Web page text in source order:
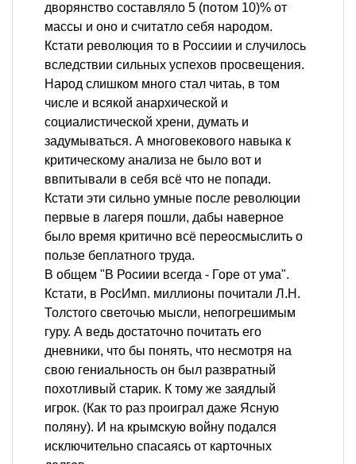
дворянство составляло 5 (потом 10)% от
массы и оно и считатло себя народом.
Кстати революция то в Россиии и случилось
вследствии сильных успехов просвещения.
Народ слишком много стал читаь, в том
числе и всякой анархической и
социалистической хрени, думать и
задумываться. А многовекового навыка к
критическому анализа не было вот и
ввпитывали в себя всё что не попади.
Кстати эти сильно умные после революции
первые в лагеря пошли, дабы наверное
было время критично всё переосмыслить о
пользе беплатного труда.
В общем "В Росиии всегда - Горе от ума".
Кстати, в РосИмп. миллионы почитали Л.Н.
Толстого светочью мысли, непогрешимым
гуру. А ведь достаточно почитать его
дневники, что бы понять, что несмотря на
свою гениальность он был развратный
похотливый старик. К тому же заядлый
игрок. (Как то раз проиграл даже Ясную
поляну). И на крымскую войну подался
исключительно спасаясь от карточных